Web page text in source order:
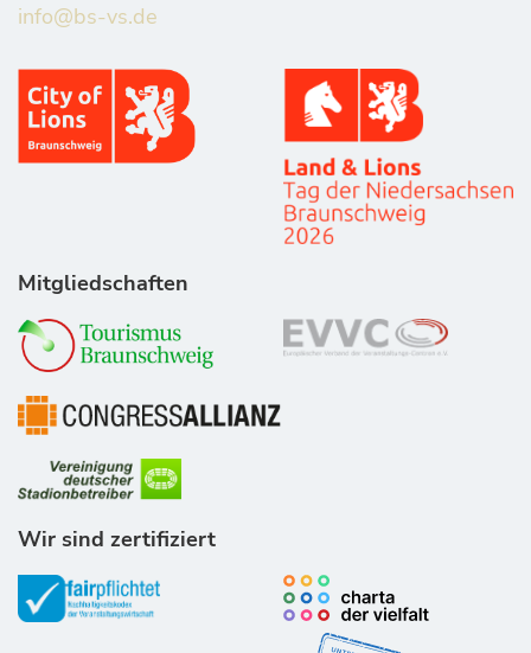
info@bs-vs.de
Mitgliedschaften
Wir sind zertifiziert